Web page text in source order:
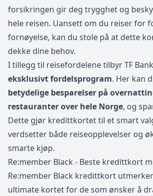
forsikringen gir deg trygghet og
hele reisen. Uansett om du reiser for
fornøyelse, kan du stole på at dette
dekke dine behov.
I tillegg til reisefordelene tilbyr TF
eksklusivt fordelsprogram. Her kan
betydelige besparelser på
restauranter over hele Norge, og
Dette gjør kredittkortet til et smart
verdsetter både reiseopplevelser og
smarte kjøp.
Re:member Black - Beste kredittkort
Re:member Black kredittkort
ultimate kortet for de som ønsker å